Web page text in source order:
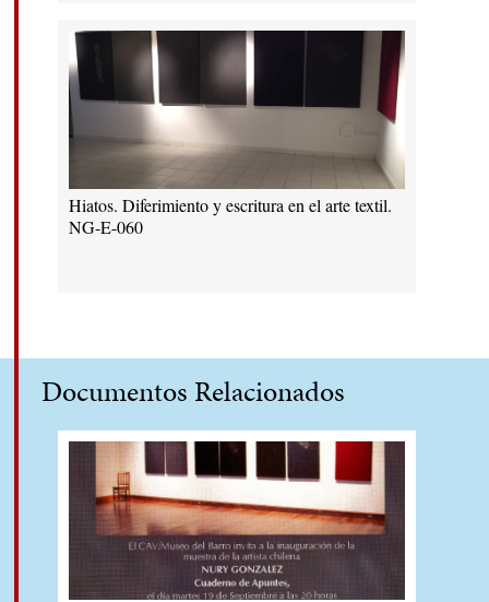
Hiatos. Diferimiento y escritura en el arte textil.
NG-E-060
Documentos Relacionados